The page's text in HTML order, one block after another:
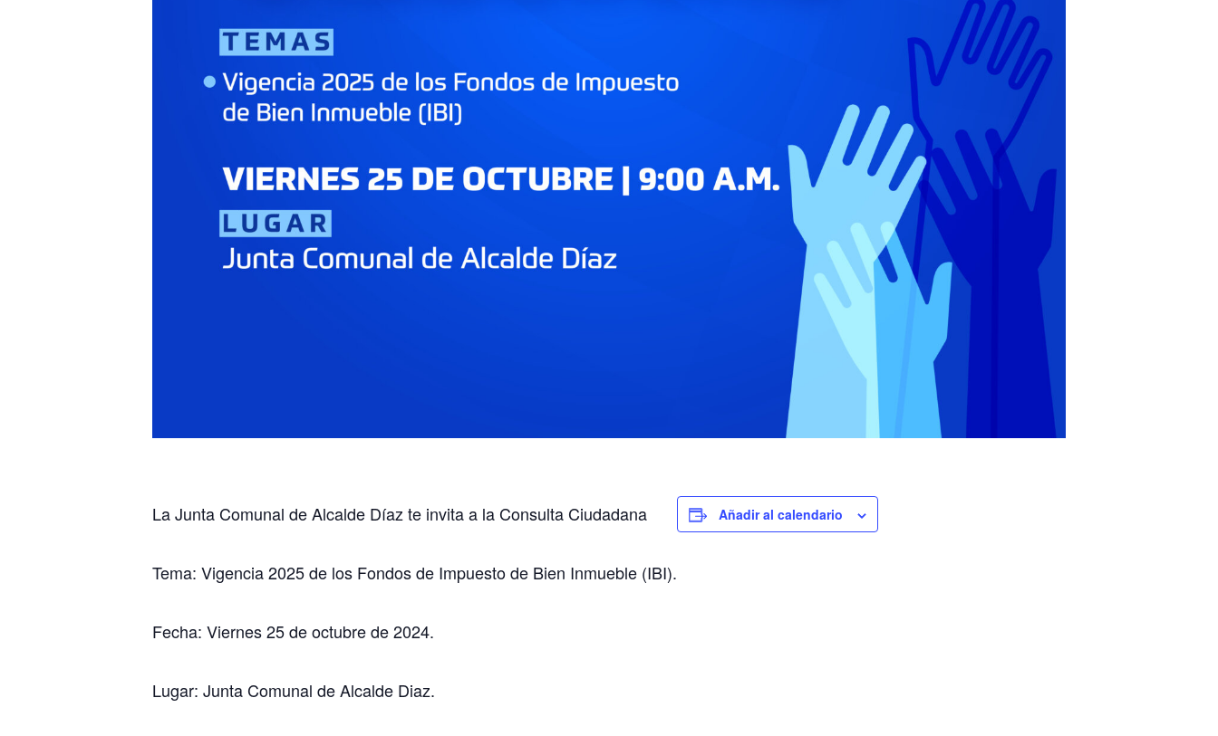
La Junta Comunal de Alcalde Díaz te invita a la Consulta Ciudadana
Tema: Vigencia 2025 de los Fondos de Impuesto de Bien Inmueble (IBI).
Fecha: Viernes 25 de octubrede 2024.
Lugar: Junta Comunal de Alcalde Diaz.
Añadir al calendario